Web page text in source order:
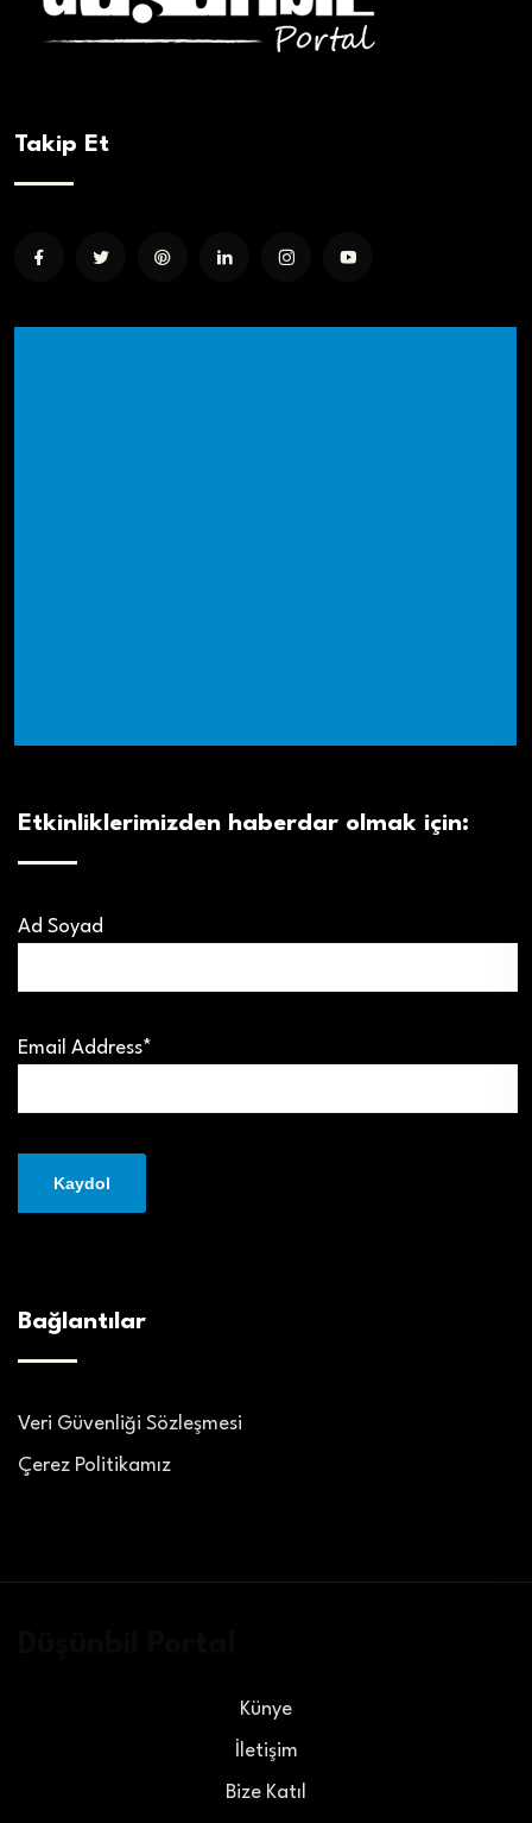
Takip Et
Etkinliklerimizden haberdar olmak için:
Ad Soyad
Email Address*
Bağlantılar
Veri Güvenliği Sözleşmesi
Çerez Politikamız
Künye
İletişim
Bize Katıl